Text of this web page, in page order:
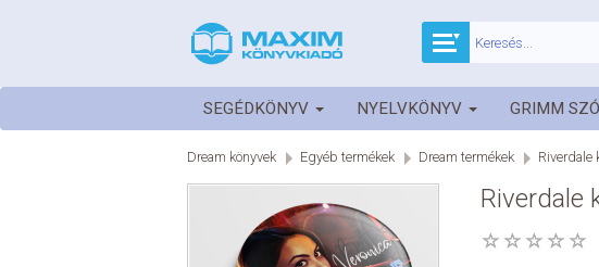
SEGÉDKÖNYV NYELVKÖNYV GRIMM
Dream könyvek Egyéb termékek Dream termékek Riverdale
Riverdale